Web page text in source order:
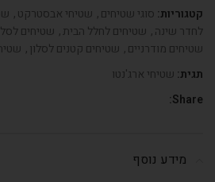
קטגוריות: סוגי שטיחים, שטיחי אבסטרקט,
לחדר שינה, שטיחים לחלל הבית, שטיחים
שטיחים מודרניים, שטיחים קטנים לסלון,
תגית: שטיחי ארג'נטו
Share:
מידע נוסף